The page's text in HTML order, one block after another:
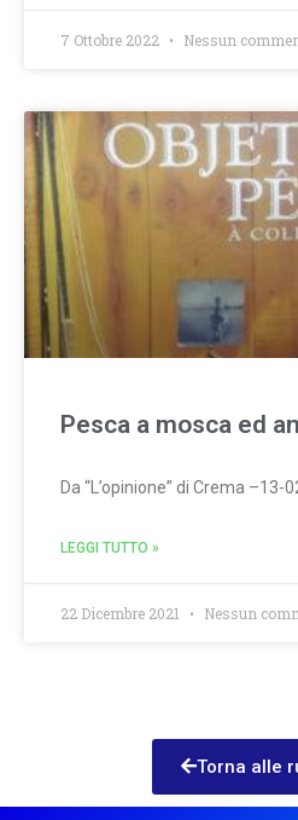
7 Ottobre 2022 Nessun
Pesca a mosca ed
Da “L’opinione” di Crema –13-
LEGGI TUTTO »
22 Dicembre 2021 Nessun
Torna alle